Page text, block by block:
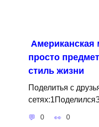
просто
стиль жизни
Поделитья с
0 0